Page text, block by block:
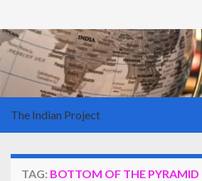
The Indian Project
TAG: BOTTOM OF THE PYRAMID